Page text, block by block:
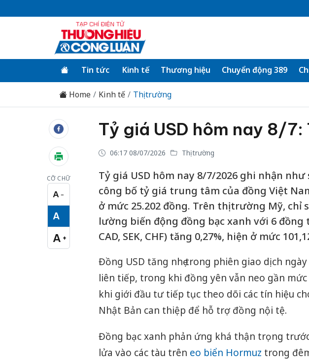
Tin tức Kinh tế Thương hiệu Chuyển động 389
Home Kinh tế Thị trường
CỠ CHỮ
A −
Cỡ chữ nhỏ
A
Cỡ chữ vừa
A +
Cỡ chữ lớn
Tỷ giá USD hôm nay 8/7:
06:17 08/07/2026 Thị trường
Tỷ giá USD hôm nay 8/7/2026 ghi nhận
công bố tỷ giá trung tâm của đồng Việt
ở mức 25.202 đồng. Trên thị trường Mỹ, chỉ
lường biến động đồng bạc xanh với 6 đồng
CAD, SEK, CHF) tăng 0,27%, hiện ở mức
Đồng USD tăng nhẹ trong phiên giao dịch
liên tiếp, trong khi đồng yên vẫn neo gần
khi giới đầu tư tiếp tục theo dõi các tín hiệu
Nhật Bản can thiệp để hỗ trợ đồng nội tệ.
Đồng bạc xanh phản ứng khá thận trọng
lửa vào các tàu trên eo biển Hormuz trong